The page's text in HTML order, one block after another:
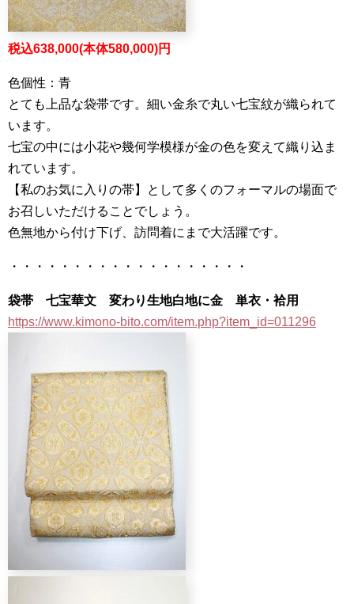
税込638,000(本体580,000)円
色個性：青
とても上品な袋帯です。細い金糸で丸い七宝紋が織られて
います。
七宝の中には小花や幾何学模様が金の色を変えて織り込ま
れています。
【私のお気に入りの帯】として多くのフォーマルの場面で
お召しいただけることでしょう。
色無地から付け下げ、訪問着にまで大活躍です。
・・・・・・・・・・・・・・・・・・・
袋帯 七宝華文 変わり生地白地に金 単衣・袷用
https://www.kimono-bito.com/item.php?item_id=011296